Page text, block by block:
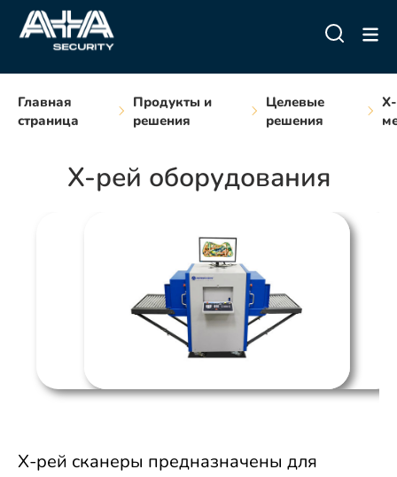
Главная
страница
Продукты и
решения
Целевые
решения
X-рей оборудования
Х-рей сканеры предназначены для